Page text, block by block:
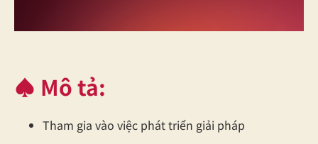
♠ Mô tả:
Tham gia vào việc phát triển giải pháp